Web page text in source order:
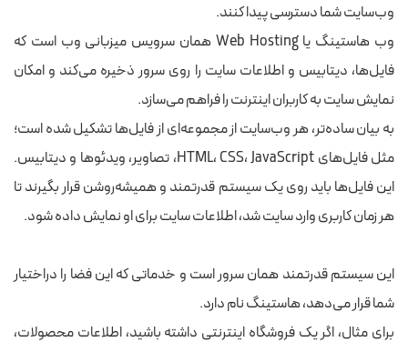
وب‌سایت شما دسترسی پیدا کنند.
وب هاستینگ یا Web Hosting همان سرویس میزبانی وب است که
فایل‌ها، دیتابیس و اطلاعات سایت را روی سرور ذخیره می‌کند و امکان
نمایش سایت به کاربران اینترنت را فراهم می‌سازد.
به بیان ساده‌تر، هر وب‌سایت از مجموعه‌ای از فایل‌ها تشکیل شده است؛
مثل فایل‌های HTML، CSS، JavaScript، تصاویر، ویدئوها و دیتابیس.
این فایل‌ها باید روی یک سیستم قدرتمند و همیشه‌روشن قرار بگیرند تا
هر زمان کاربری وارد سایت شد، اطلاعات سایت برای او نمایش داده شود.
این سیستم قدرتمند همان سرور است و خدماتی که این فضا را دراختیار
شما قرار می‌دهد، هاستینگ نام دارد.
برای مثال، اگر یک فروشگاه اینترنتی داشته باشید، اطلاعات محصولات،